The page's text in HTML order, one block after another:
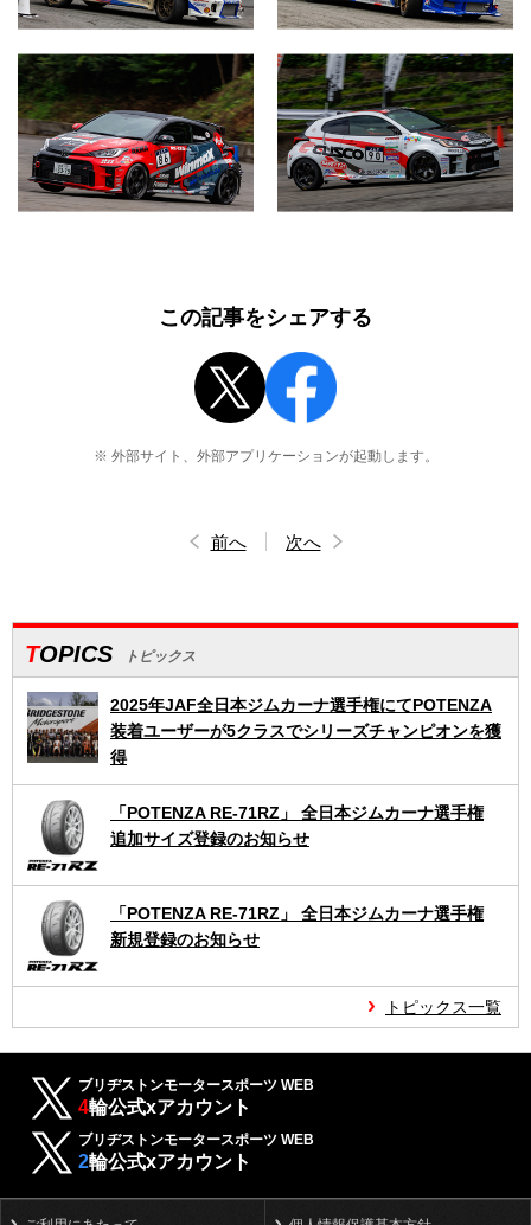
この記事をシェアする
※ 外部サイト、外部アプリケーションが起動します。
前へ 次へ
TOPICS トピックス
2025年JAF全日本ジムカーナ選手権にてPOTENZA
装着ユーザーが5クラスでシリーズチャンピオンを獲
得
「POTENZA RE-71RZ」 全日本ジムカーナ選手権
追加サイズ登録のお知らせ
「POTENZA RE-71RZ」 全日本ジムカーナ選手権
新規登録のお知らせ
トピックス一覧
ブリヂストンモータースポーツ WEB
4輪公式xアカウント
ブリヂストンモータースポーツ WEB
2輪公式xアカウント